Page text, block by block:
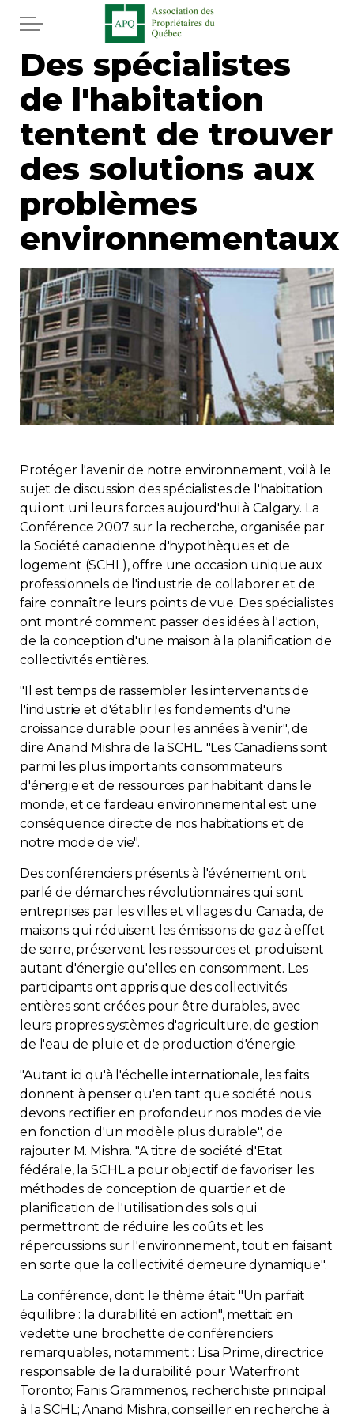
Aller au contenu principal
Accueil
Services
Actualités
Journal
Juridique
Mot de l'éditeur
Divers
Immobilier
Réglementation
Copropriété
Environnement
Rabais APQ
App APQ
Médias
Zone Membres
Français
Contact
Adhésion
Des spécialistes
de l'habitation
tentent de trouver
des solutions aux
problèmes
environnementaux
Protéger l'avenir de notre environnement, voilà le
sujet de discussion des spécialistes de l'habitation
qui ont uni leurs forces aujourd'hui à Calgary. La
Conférence 2007 sur la recherche, organisée par
la Société canadienne d'hypothèques et de
logement (SCHL), offre une occasion unique aux
professionnels de l'industrie de collaborer et de
faire connaître leurs points de vue. Des spécialistes
ont montré comment passer des idées à l'action,
de la conception d'une maison à la planification de
collectivités entières.
"Il est temps de rassembler les intervenants de
l'industrie et d'établir les fondements d'une
croissance durable pour les années à venir", de
dire Anand Mishra de la SCHL. "Les Canadiens sont
parmi les plus importants consommateurs
d'énergie et de ressources par habitant dans le
monde, et ce fardeau environnemental est une
conséquence directe de nos habitations et de
notre mode de vie".
Des conférenciers présents à l'événement ont
parlé de démarches révolutionnaires qui sont
entreprises par les villes et villages du Canada, de
maisons qui réduisent les émissions de gaz à effet
de serre, préservent les ressources et produisent
autant d'énergie qu'elles en consomment. Les
participants ont appris que des collectivités
entières sont créées pour être durables, avec
leurs propres systèmes d'agriculture, de gestion
de l'eau de pluie et de production d'énergie.
"Autant ici qu'à l'échelle internationale, les faits
donnent à penser qu'en tant que société nous
devons rectifier en profondeur nos modes de vie
en fonction d'un modèle plus durable", de
rajouter M. Mishra. "A titre de société d'Etat
fédérale, la SCHL a pour objectif de favoriser les
méthodes de conception de quartier et de
planification de l'utilisation des sols qui
permettront de réduire les coûts et les
répercussions sur l'environnement, tout en faisant
en sorte que la collectivité demeure dynamique".
La conférence, dont le thème était "Un parfait
équilibre : la durabilité en action", mettait en
vedette une brochette de conférenciers
remarquables, notamment : Lisa Prime, directrice
responsable de la durabilité pour Waterfront
Toronto; Fanis Grammenos, recherchiste principal
à la SCHL; Anand Mishra, conseiller en recherche à